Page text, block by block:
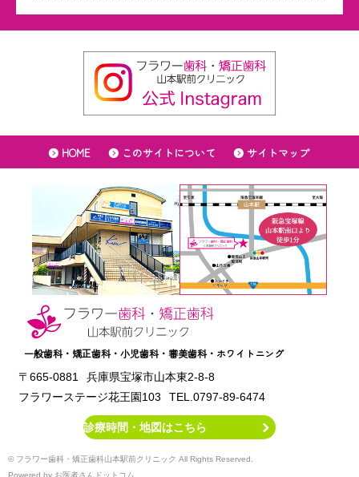
HOME このサイトについて サイトマップ
一般歯科・矯正歯科・小児歯科・審美歯科・ホワイトニング
〒665-0881
兵庫県宝塚市山本東2‐8‐8
フラワーステージ花王園103
TEL.0797‐89‐6474
診療時間・地図はこちら
© フラワー歯科・矯正歯科山本駅前クリニック All Rights Reserved.
Powered by お医者さんドットコム